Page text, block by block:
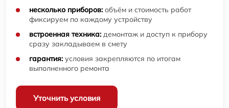
несколько приборов: объём и стоимость работ
фиксируем по каждому устройству
встроенная техника: демонтаж и доступ к прибору
сразу закладываем в смету
гарантия: условия закрепляются по итогам
выполненного ремонта
Уточнить условия